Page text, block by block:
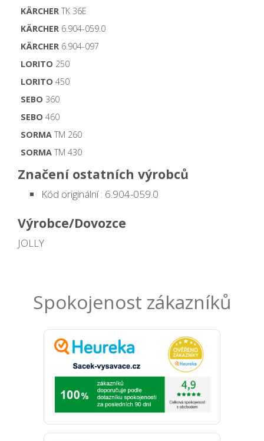
KÄRCHER TK 36E
KÄRCHER 6.904-059.0
KÄRCHER 6.904-097
LORITO 250
LORITO 450
SEBO 360
SEBO 460
SORMA TM 260
SORMA TM 430
Značení ostatních výrobců
Kód originální : 6.904-059.0
Výrobce/Dovozce
JOLLY
Spokojenost zákazníků